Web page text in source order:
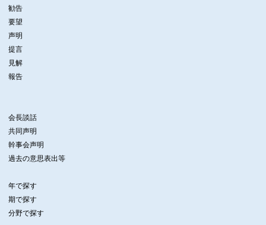
勧告
要望
声明
提言
見解
報告
会長談話
共同声明
幹事会声明
過去の意思表出等
年で探す
期で探す
分野で探す